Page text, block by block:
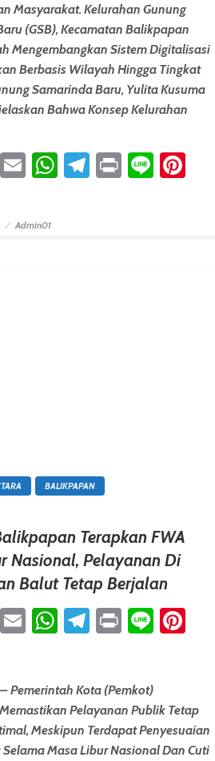
Masyarakat. Kelurahan Gunung
(GSB), Kecamatan Balikpapan
Mengembangkan Sistem Digitalisasi
Berbasis Wilayah Hingga Tingkat
Samarinda Baru, Yulita Kusuma
Bahwa Konsep Kelurahan
Twitter
EmailWhatsApp
Telegram
Print
Line
Admin01
BALIKPAPAN
Terapkan FWA
Nasional, Pelayanan Di
Balut Tetap Berjalan
Twitter
EmailWhatsApp
Telegram
Print
Line
Pemerintah Kota (Pemkot)
Pelayanan Publik Tetap
Meskipun Terdapat Penyesuaian
Selama Masa Libur Nasional Dan Cuti